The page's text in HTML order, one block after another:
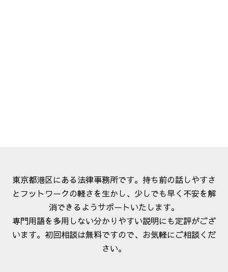
東京都港区にある法律事務所です。持ち前の話しやすさ
とフットワークの軽さを生かし、少しでも早く不安を解
消できるようサポートいたします。
専門用語を多用しない分かりやすい説明にも定評がござ
います。初回相談は無料ですので、お気軽にご相談くだ
さい。